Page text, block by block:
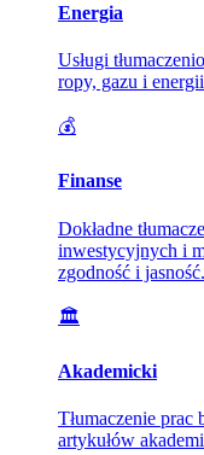
Energia
Usługi
ropy, gazu i
💰
Finanse
Dokładne
inwestycyjnych i
zgodność i jasność.
🏛️
Akademicki
Tłumaczenie
artykułów